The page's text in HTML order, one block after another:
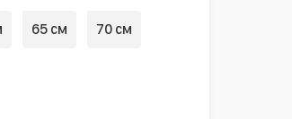
65 см 70 см